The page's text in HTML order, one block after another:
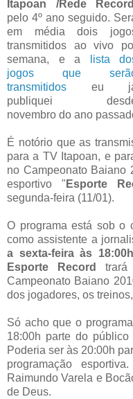
Itapoan /Rede Record
pelo 4º ano seguido.
em média dois
transmitidos ao vivo
semana, e a
lista
jogos que
transmitidos eu
publiquei
novembro do ano
É notório que as
para a TV Itapoan, e
no Campeonato Baiano
esportivo " Esporte
segunda-feira (11/01).
O programa está sob o
como assistente a
a sexta-feira às 18:00h
Esporte Record
trará
Campeonato Baiano
dos jogadores, os
Só acho que o
18:00h parte do
Poderia ser às 20:00h
programação
Raimundo Varela e
de Deus.